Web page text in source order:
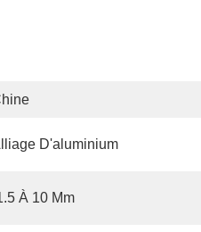
D'aluminium
À 10 Mm